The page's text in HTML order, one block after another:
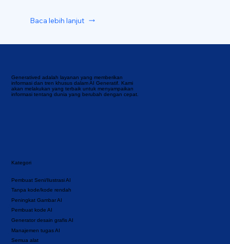
Generatived adalah layanan yang memberikan
informasi dan tren khusus dalam AI Generatif. Kami
akan melakukan yang terbaik untuk menyampaikan
informasi tentang dunia yang berubah dengan cepat.
Kategori
Semua alat
Manajemen tugas AI
Generator desain grafis AI
Tanpa kode/kode rendah
Pembuat kode AI
Peningkat Gambar AI
Pembuat Seni/Ilustrasi AI
Baca lebih lanjut